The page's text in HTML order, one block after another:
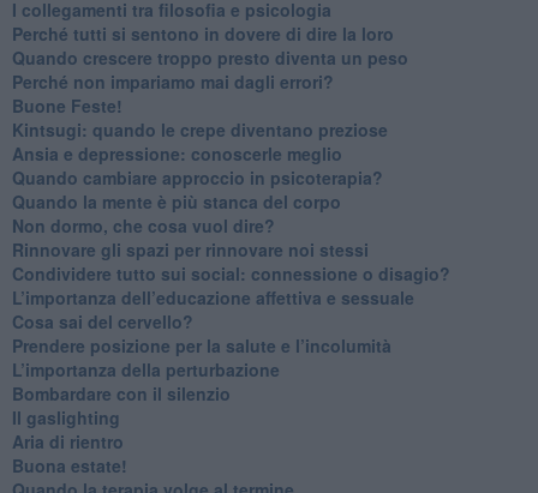
​I collegamenti tra filosofia e psicologia
​Perché tutti si sentono in dovere di dire la loro
​Quando crescere troppo presto diventa un peso
​Perché non impariamo mai dagli errori?
​Buone Feste!
​Kintsugi: quando le crepe diventano preziose
Ansia e depressione: conoscerle meglio
Quando cambiare approccio in psicoterapia?
​Quando la mente è più stanca del corpo
Non dormo, che cosa vuol dire?
​Rinnovare gli spazi per rinnovare noi stessi
​Condividere tutto sui social: connessione o disagio?
​L’importanza dell’educazione affettiva e sessuale
​Cosa sai del cervello?
Prendere posizione per la salute e l’incolumità
L’importanza della perturbazione
​Bombardare con il silenzio
Il gaslighting
Aria di rientro
Buona estate!